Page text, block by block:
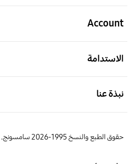
Account
الاستدامة
نبذة عنا
حقوق الطبع والنسخ 1995-2026 سامسونج. جميع الحقوق محفوظة.